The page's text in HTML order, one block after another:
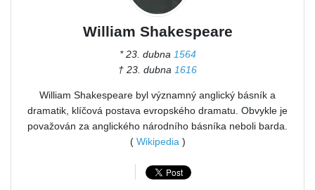
William Shakespeare
* 23. dubna 1564
† 23. dubna 1616
William Shakespeare byl významný anglický básník a
dramatik, klíčová postava evropského dramatu. Obvykle je
považován za anglického národního básníka neboli barda.
( Wikipedia )